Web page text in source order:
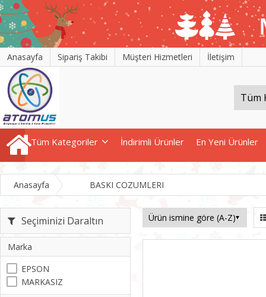
Anasayfa Sipariş Takibi Müşteri Hizmetleri İletişim
Tüm Kategoriler İndirimli Ürünler En Yeni Ürünler
Anasayfa BASKI COZUMLERI
Seçiminizi Daraltın
Marka
EPSON
MARKASIZ